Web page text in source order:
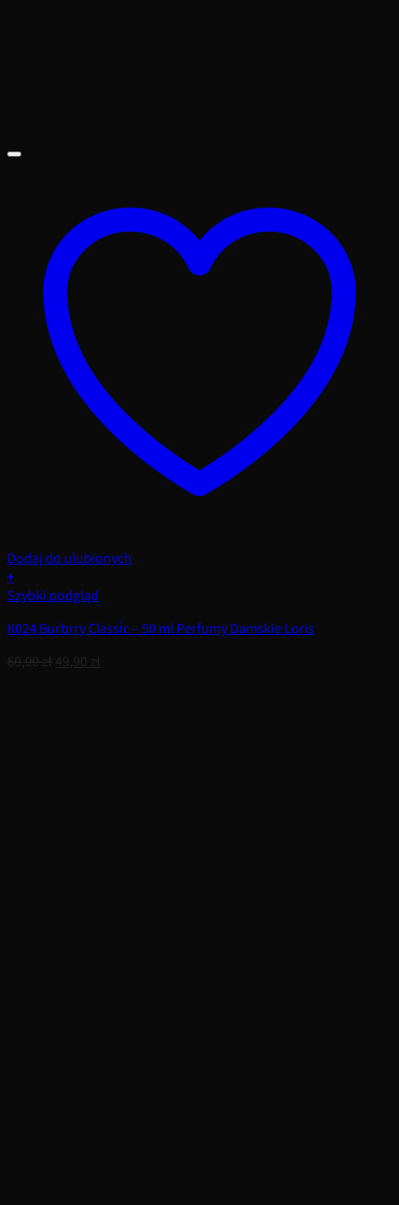
Dodaj do ulubionych
+
Szybki podgląd
K024 Burbrry Classi̇c – 50 ml Perfumy Damskie Loris
60,00zł Pierwotna
49,90zł